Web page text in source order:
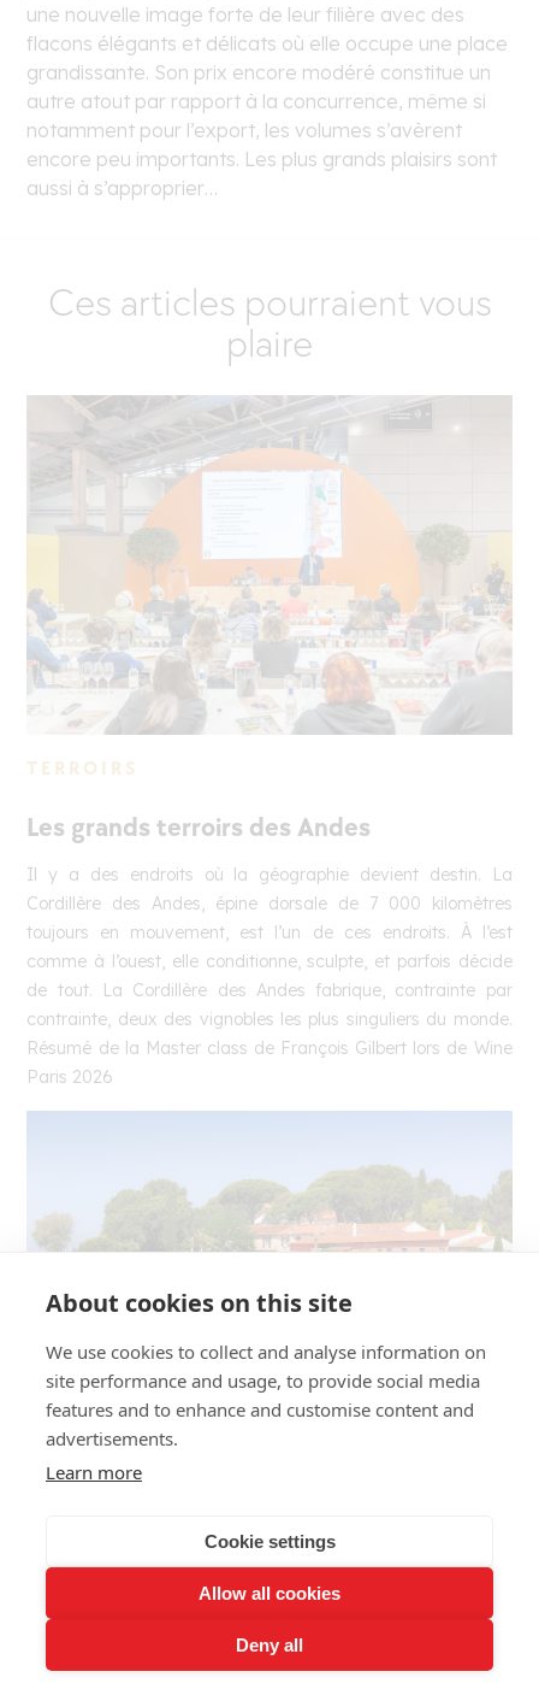
About cookies on this site
We use cookies to collect and analyse information on
site performance and usage, to provide social media
features and to enhance and customise content and
advertisements.
Learn more
Cookie settings
Allow all cookies
Deny all
une nouvelle image forte de leur filière avec des
flacons élégants et délicats où elle occupe une place
grandissante. Son prix encore modéré constitue un
autre atout par rapport à la concurrence, même si
notamment pour l’export, les volumes s’avèrent
encore peu importants. Les plus grands plaisirs sont
aussi à s’approprier…
Ces articles pourraient vous
plaire
TERROIRS
Les grands terroirs des Andes
Il y a des endroits où la géographie devient destin. La
Cordillère des Andes, épine dorsale de 7 000 kilomètres
toujours en mouvement, est l’un de ces endroits. À l’est
comme à l’ouest, elle conditionne, sculpte, et parfois décide
de tout. La Cordillère des Andes fabrique, contrainte par
contrainte, deux des vignobles les plus singuliers du monde.
Résumé de la Master class de François Gilbert lors de Wine
Paris 2026
TERROIRS
L’incroyable archipel des rosés de
On les imagine pâles, secs et fruités. Pourtant, les vins rosés
de Provence sont pluriels. En moins de cent kilomètres, la